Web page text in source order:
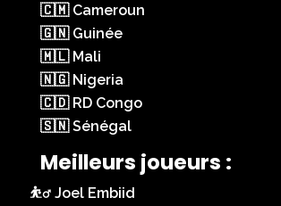
🇨🇲 Cameroun
🇬🇳 Guinée
🇲🇱 Mali
🇳🇬 Nigeria
🇨🇩 RD Congo
🇸🇳 Sénégal
Meilleurs joueurs :
Joel Embiid